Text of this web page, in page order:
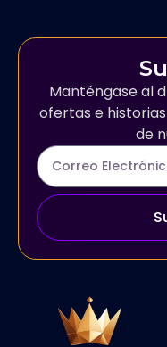
Manténgase al
ofertas e
de